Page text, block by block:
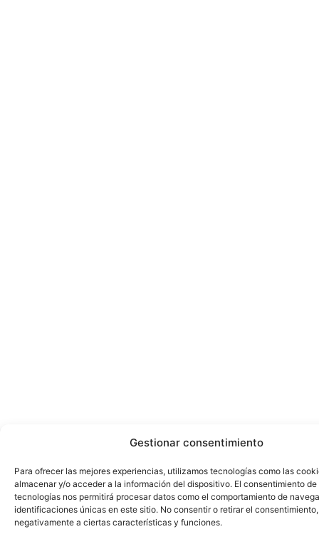
Gestionar consentimiento
Para ofrecer las mejores experiencias, utilizamos tecnologías como las
almacenar y/o acceder a la información del dispositivo. El consentimiento de
tecnologías nos permitirá procesar datos como el comportamiento de
identificaciones únicas en este sitio. No consentir o retirar el
negativamente a ciertas características y funciones.